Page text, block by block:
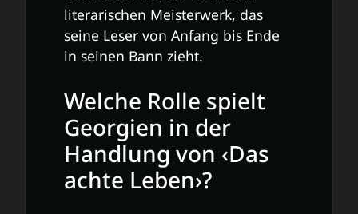
literarischen Meisterwerk, das
seine Leser von Anfang bis Ende
in seinen Bann zieht.
Welche Rolle spielt
Georgien in der
Handlung von ‹Das
achte Leben›?